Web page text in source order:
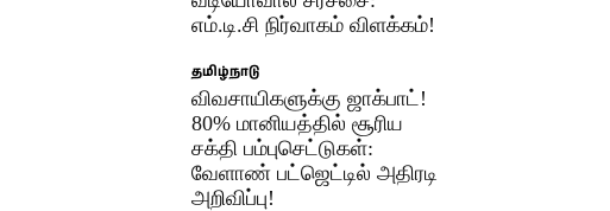
எம்.டி.சி நிர்வாகம் விளக்கம்!
தமிழ்நாடு
விவசாயிகளுக்கு ஜாக்பாட்!
80% மானியத்தில் சூரிய
சக்தி பம்புசெட்டுகள்:
வேளாண் பட்ஜெட்டில் அதிரடி
அறிவிப்பு!